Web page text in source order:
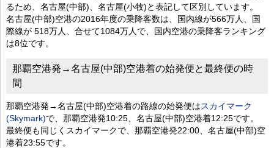
るため、名古屋(中部)、名古屋(小牧)と表記して区別しています。
名古屋(中部)空港の2016年度の乗降客数は、国内線が566万人、国
際線が 518万人、合せて1084万人で、国内空港の乗降客ランキング
は8位です。
那覇空港発→名古屋(中部)空港着の始発便と最終便の時
間
那覇空港発→名古屋(中部)空港着の路線の始発便はスカイマーク
(Skymark)で、那覇空港発10:25、名古屋(中部)空港着12:25です。
最終便も同じくスカイマークで、那覇空港発22:00、名古屋(中部)空
港着23:55です。